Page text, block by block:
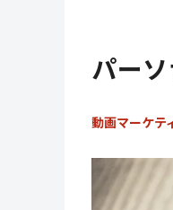
パー
動画マーケテ